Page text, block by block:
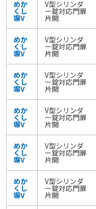
めか
くし
塀V
V型シリンダ
ー錠対応門扉
片開
めか
くし
塀V
V型シリンダ
ー錠対応門扉
片開
めか
くし
塀V
V型シリンダ
ー錠対応門扉
片開
めか
くし
塀V
V型シリンダ
ー錠対応門扉
片開
めか
くし
塀V
V型シリンダ
ー錠対応門扉
片開
めか
くし
塀V
V型シリンダ
ー錠対応門扉
片開